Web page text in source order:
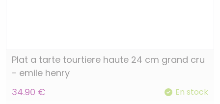
Plat a tarte tourtiere haute 24 cm grand cru
- emile henry
34.90 €
En stock